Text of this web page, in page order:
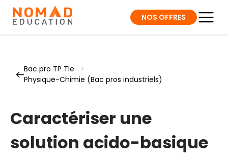
NOS OFFRES
Bac pro TP Tle
>
Physique-Chimie (Bac pros industriels)
Caractériser une
solution acido-basique